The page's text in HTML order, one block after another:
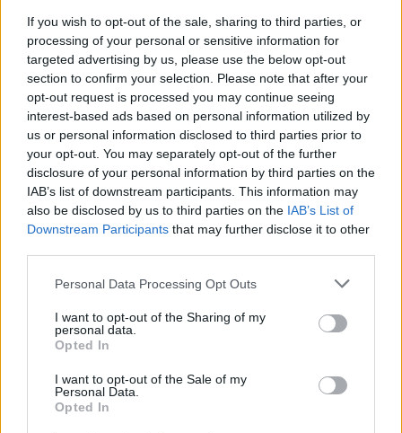
If you wish to opt-out of the sale, sharing to third parties, or
processing of your personal or sensitive information for
targeted advertising by us, please use the below opt-out
section to confirm your selection. Please note that after your
opt-out request is processed you may continue seeing
interest-based ads based on personal information utilized by
us or personal information disclosed to third parties prior to
your opt-out. You may separately opt-out of the further
disclosure of your personal information by third parties on the
IAB’s list of downstream participants. This information may
also be disclosed by us to third parties on the IAB’s List of
Downstream Participants that may further disclose it to other
Personal Data Processing Opt Outs
I want to opt-out of the Sharing of my
personal data.
Opted In
I want to opt-out of the Sale of my
Personal Data.
Opted In
dėl karo susilaiko nuo prognozių apie kainas
Žinios Lietuvos diena
00:04:01
Receptų autorė dalijasi išskirtiniu žiemos patiekalu:
kiekvienas gali susikurti pagal save
Žinios Gyvenimo būdas
00:04:01
Spalvų paletė Kauno r. agronomės darže: violetinės
Žinios | Gyvenimo būdas
00:03:29
Vilniuje gyventojus žadina iš balkono pilamų išmatų ir
Žinios | Lietuvos diena